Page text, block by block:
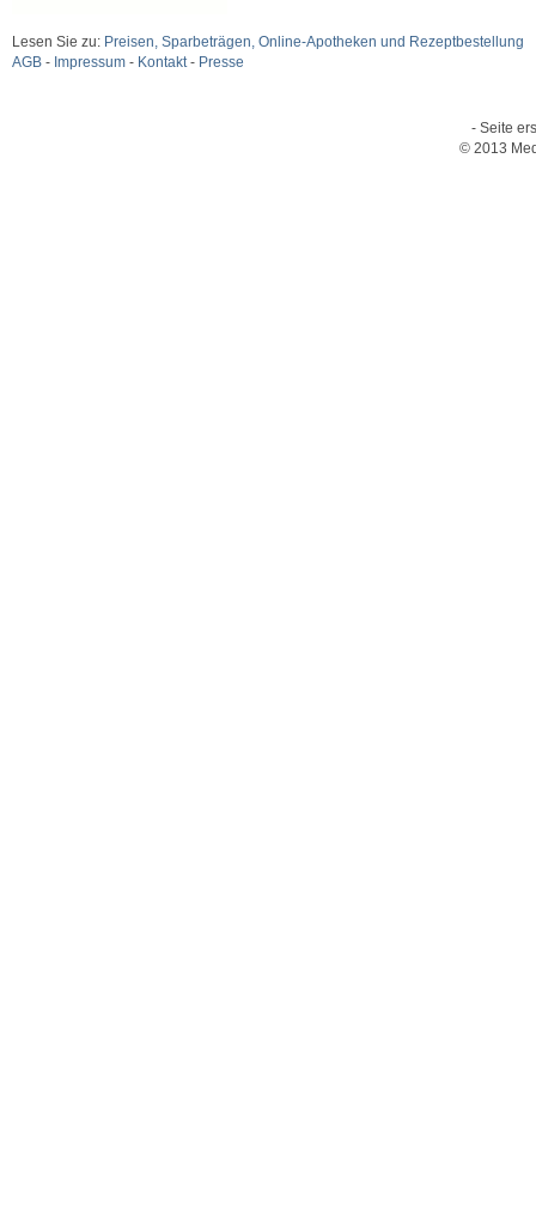
Lesen Sie zu: Preisen, Sparbeträgen, Online-Apotheken und Rezeptbestellung
AGB - Impressum - Kontakt- Presse
- Seite
© 2013